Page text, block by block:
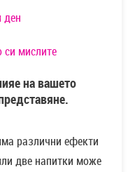
ден
си мислите
на вашето
различни ефекти
две напитки може